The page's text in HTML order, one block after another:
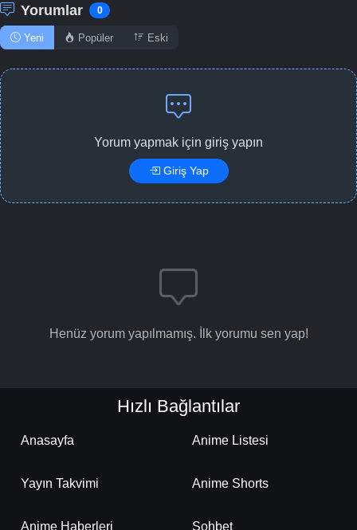
Yorumlar 0
Yeni Popüler Eski
Yorum yapmak için giriş yapın
Giriş Yap
Henüz yorum yapılmamış. İlk yorumu sen yap!
Hızlı Bağlantılar
Anasayfa Anime Listesi
Yayın Takvimi Anime Shorts
Anime Haberleri Sohbet